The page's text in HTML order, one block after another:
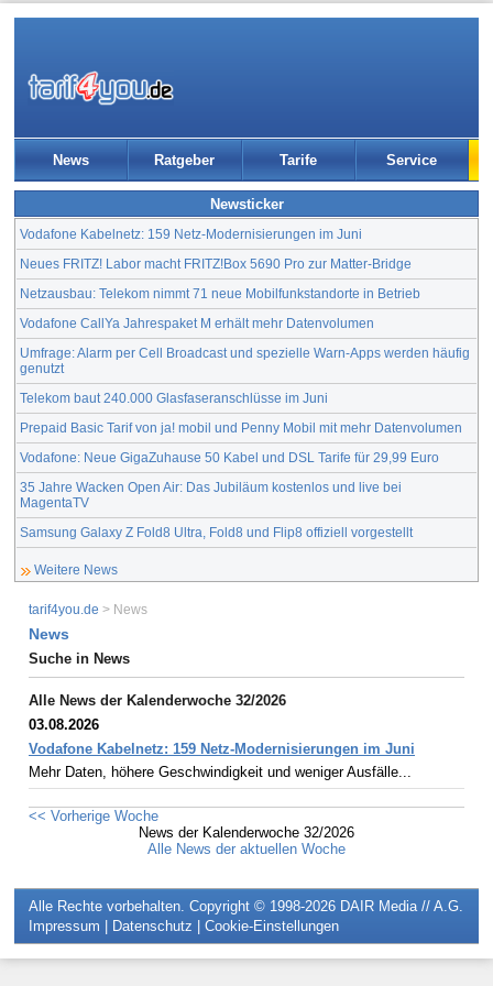
News Ratgeber Tarife Service
Newsticker
Vodafone Kabelnetz: 159 Netz-Modernisierungen im Juni
Neues FRITZ! Labor macht FRITZ!Box 5690 Pro zur Matter-Bridge
Netzausbau: Telekom nimmt 71 neue Mobilfunkstandorte in Betrieb
Vodafone CallYa Jahrespaket M erhält mehr Datenvolumen
Umfrage: Alarm per Cell Broadcast und spezielle Warn-Apps werden häufig
genutzt
Telekom baut 240.000 Glasfaseranschlüsse im Juni
Prepaid Basic Tarif von ja! mobil und Penny Mobil mit mehr Datenvolumen
Vodafone: Neue GigaZuhause 50 Kabel und DSL Tarife für 29,99 Euro
35 Jahre Wacken Open Air: Das Jubiläum kostenlos und live bei
MagentaTV
Samsung Galaxy Z Fold8 Ultra, Fold8 und Flip8 offiziell vorgestellt
Weitere News
tarif4you.de > News
News
Suche in News
Alle News der Kalenderwoche 32/2026
03.08.2026
Vodafone Kabelnetz: 159 Netz-Modernisierungen im Juni
Mehr Daten, höhere Geschwindigkeit und weniger Ausfälle...
<< Vorherige Woche
News der Kalenderwoche 32/2026
Alle News der aktuellen Woche
Alle Rechte vorbehalten. Copyright © 1998-2026 DAIR Media // A.G.
Impressum
Datenschutz Cookie-Einstellungen